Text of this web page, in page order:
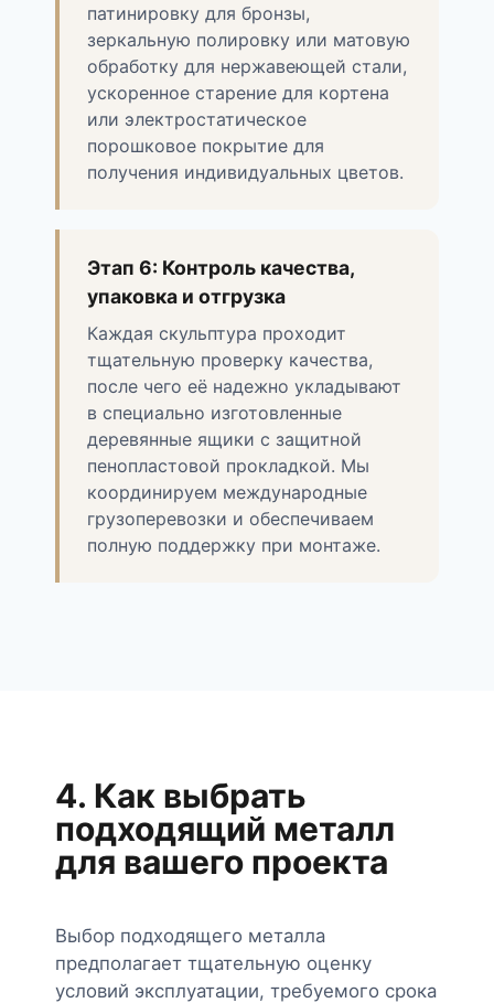
патинировку для бронзы,
зеркальную полировку или матовую
обработку для нержавеющей стали,
ускоренное старение для кортена
или электростатическое
порошковое покрытие для
получения индивидуальных цветов.
Этап 6: Контроль качества,
упаковка и отгрузка
Каждая скульптура проходит
тщательную проверку качества,
после чего её надежно укладывают
в специально изготовленные
деревянные ящики с защитной
пенопластовой прокладкой. Мы
координируем международные
грузоперевозки и обеспечиваем
полную поддержку при монтаже.
4. Как выбрать
подходящий металл
для вашего проекта
Выбор подходящего металла
предполагает тщательную оценку
условий эксплуатации, требуемого срока